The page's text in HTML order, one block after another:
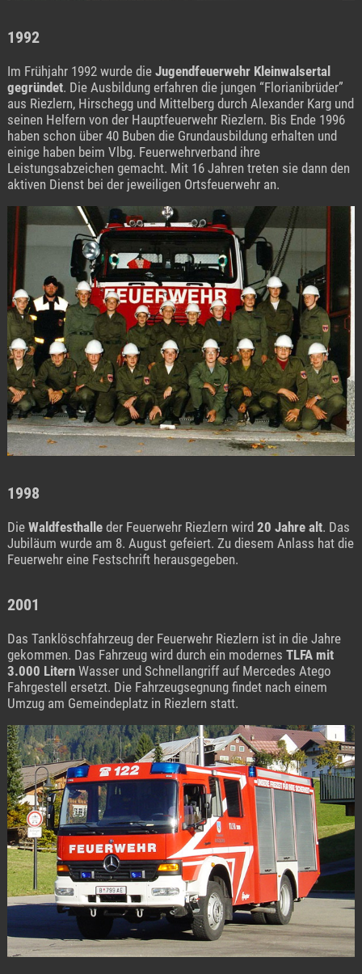
1992
Im Frühjahr 1992 wurde die Jugendfeuerwehr Kleinwalsertal
gegründet. Die Ausbildung erfahren die jungen “Florianibrüder”
aus Riezlern, Hirschegg und Mittelberg durch Alexander Karg und
seinen Helfern von der Hauptfeuerwehr Riezlern. Bis Ende 1996
haben schon über 40 Buben die Grundausbildung erhalten und
einige haben beim Vlbg. Feuerwehrverband ihre
Leistungsabzeichen gemacht. Mit 16 Jahren treten sie dann den
aktiven Dienst bei der jeweiligen Ortsfeuerwehr an.
1998
Die Waldfesthalleder Feuerwehr Riezlern wird 20 Jahre alt. Das
Jubiläum wurde am 8. August gefeiert. Zu diesem Anlass hat die
Feuerwehr eine Festschrift herausgegeben.
2001
Das Tanklöschfahrzeug der Feuerwehr Riezlern ist in die Jahre
gekommen. Das Fahrzeug wird durch ein modernes TLFA mit
3.000 LiternWasser und Schnellangriff auf Mercedes Atego
Fahrgestell ersetzt. Die Fahrzeugsegnung findet nach einem
Umzug am Gemeindeplatz in Riezlern statt.